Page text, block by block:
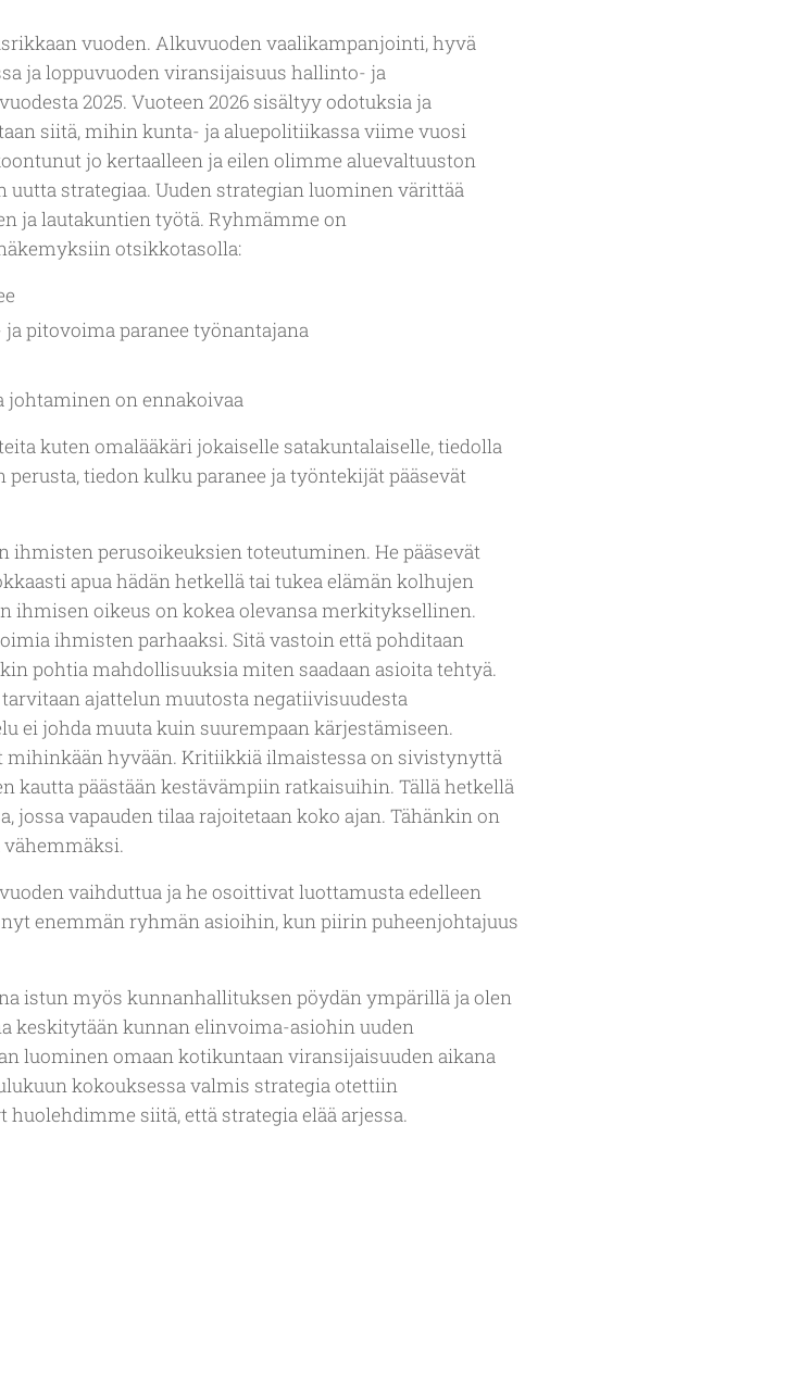
vuoden. Alkuvuoden vaalikampanjointi, hyvä
ja loppuvuoden viransijaisuus hallinto- ja
2025. Vuoteen 2026 sisältyy odotuksia ja
siitä, mihin kunta- ja aluepolitiikassa viime vuosi
jo kertaalleen ja eilen olimme aluevaltuuston
strategiaa. Uuden strategian luominen värittää
ja lautakuntien työtä. Ryhmämme on
otsikkotasolla:
pitovoima paranee työnantajana
johtaminen on ennakoivaa
kuten omalääkäri jokaiselle satakuntalaiselle, tiedolla
tiedon kulku paranee ja työntekijät pääsevät
ihmisten perusoikeuksien toteutuminen. He pääsevät
apua hädän hetkellä tai tukea elämän kolhujen
ihmisen oikeus on kokea olevansa merkityksellinen.
ihmisten parhaaksi. Sitä vastoin että pohditaan
pohtia mahdollisuuksia miten saadaan asioita tehtyä.
ajattelun muutosta negatiivisuudesta
ei johda muuta kuin suurempaan kärjestämiseen.
hyvään. Kritiikkiä ilmaistessa on sivistynyttä
kautta päästään kestävämpiin ratkaisuihin. Tällä hetkellä
jossa vapauden tilaa rajoitetaan koko ajan. Tähänkin on
vähemmäksi.
vaihduttua ja he osoittivat luottamusta edelleen
enemmän ryhmän asioihin, kun piirin puheenjohtajuus
istun myös kunnanhallituksen pöydän ympärillä ja olen
keskitytään kunnan elinvoima-asiohin uuden
luominen omaan kotikuntaan viransijaisuuden aikana
kokouksessa valmis strategia otettiin
siitä, että strategia elää arjessa.